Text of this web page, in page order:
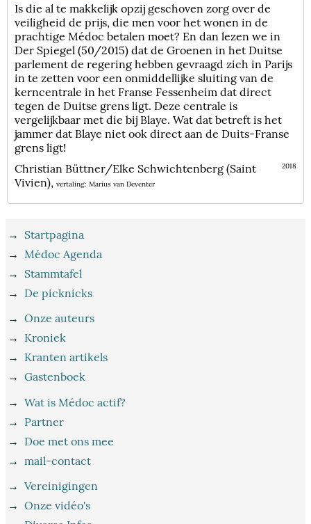
Is die al te makkelijk opzij geschoven zorg over de
veiligheid de prijs, die men voor het wonen in de
prachtige Médoc betalen moet? En dan lezen we in
Der Spiegel (50/2015) dat de Groenen in het Duitse
parlement de regering hebben gevraagd zich in Parijs
in te zetten voor een onmiddellijke sluiting van de
kerncentrale in het Franse Fessenheim dat direct
tegen de Duitse grens ligt. Deze centrale is
vergelijkbaar met die bij Blaye. Wat dat betreft is het
jammer dat Blaye niet ook direct aan de Duits-Franse
grens ligt!
2018
Christian Büttner/Elke Schwichtenberg (Saint
Vivien),vertaling: Marius van Deventer
→ Startpagina
→ Médoc Agenda
→ Stammtafel
→ De picknicks
→Onze auteurs
→ Kroniek
→ Kranten artikels
→Gastenboek
→Wat is Médoc actif?
→ Partner
→ Doe met ons mee
→mail-contact
→Vereinigingen
→Onze vidéo's